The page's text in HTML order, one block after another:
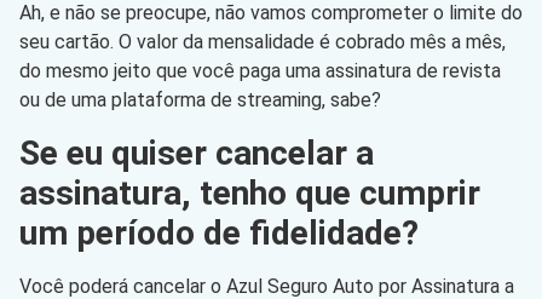
Ah, e não se preocupe, não vamos comprometer o limite do
seu cartão. O valor da mensalidade é cobrado mês a mês,
do mesmo jeito que você paga uma assinatura de revista
ou de uma plataforma de streaming, sabe?
Se eu quiser cancelar a
assinatura, tenho que cumprir
um período de fidelidade?
Você poderá cancelar o Azul Seguro Auto por Assinatura a